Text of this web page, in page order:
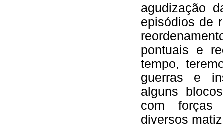
agudização
episódios de
pontuais e
tempo,
guerras e
alguns
com forças
diversos